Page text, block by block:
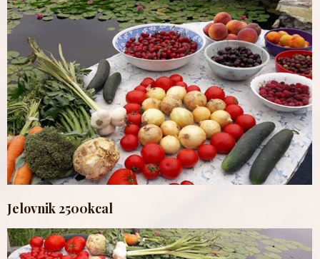
Jelovnik 2500kcal